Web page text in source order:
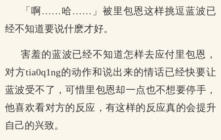
「啊……哈……」被里包恩这样挑逗蓝波已
经不知道要说什麽才好。
害羞的蓝波已经不知道怎样去应付里包恩，
对方tia0q1ng的动作和说出来的情话已经快要让
蓝波受不了，可惜里包恩却一点也不想要停手，
他喜欢看对方的反应，有这样的反应真的会提升
自己的兴致。